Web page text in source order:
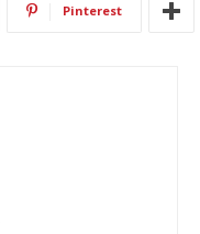
Pinterest